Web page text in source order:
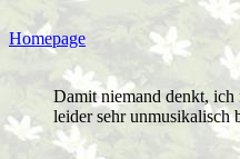
Homepage
Damit niemand denkt, ich
leider sehr unmusikalisch